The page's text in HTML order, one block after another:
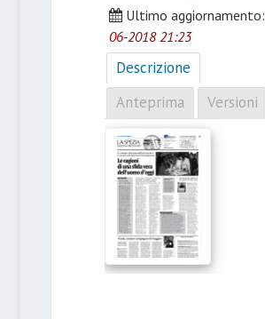
Ultimo aggiornamento:
06-2018 21:23
Descrizione
Anteprima
Versioni